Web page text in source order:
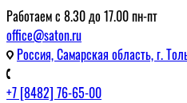
Работаем с 8.30 до 17.00 пн-пт
office@saton.ru
Россия, Самарская область, г.
+7 [8482] 76-65-00